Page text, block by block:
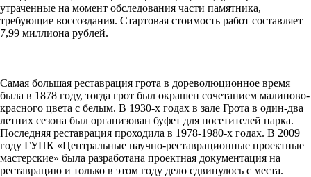
утраченные на момент обследования части памятника,
требующие воссоздания. Стартовая стоимость работ составляет
7,99 миллиона рублей.
Самая большая реставрация грота в дореволюционное время
была в 1878 году, тогда грот был окрашен сочетанием малиново-
красного цвета с белым. В 1930-х годах в зале Грота в один-два
летних сезона был организован буфет для посетителей парка.
Последняя реставрация проходила в 1978-1980-х годах. В 2009
году ГУПК «Центральные научно-реставрационные проектные
мастерские» была разработана проектная документация на
реставрацию и только в этом году дело сдвинулось с места.